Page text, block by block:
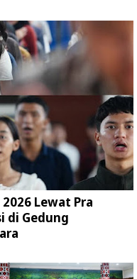
Lewat Pra
di Gedung